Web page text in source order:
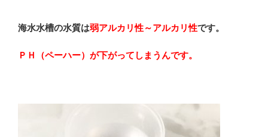
海水水槽の水質は弱アルカリ性～アルカリ性です。
ＰＨ（ペーハー）が下がってしまうんです。